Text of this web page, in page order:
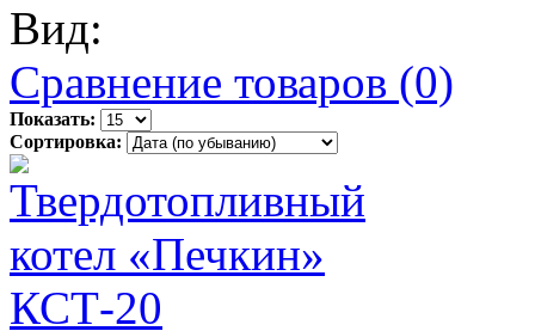
Вид:
Сравнение товаров (0)
Показать:
Сортировка: